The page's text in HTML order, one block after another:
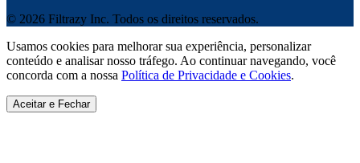
© 2026 Filtrazy Inc. Todos os direitos reservados.
Usamos cookies para melhorar sua experiência, personalizar
conteúdo e analisar nosso tráfego. Ao continuar navegando, você
concorda com a nossa Política de Privacidade e Cookies.
Aceitar e Fechar